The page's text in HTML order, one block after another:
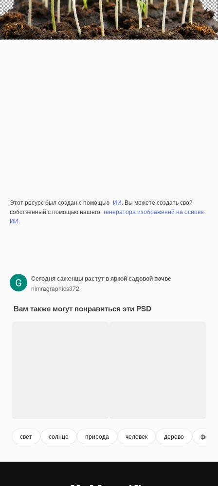
Этот ресурс был создан с помощью ИИ. Вы можете создать свой
собственный с помощью нашего генератора изображений на основе
ИИ.
Сегодня саженцы растут в яркой садовой почве
nimragraphics372
Вам также могут понравиться эти PSD
свет солнце природа человек дерево